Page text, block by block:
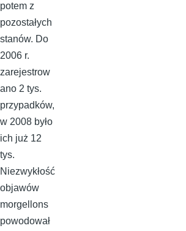
potem z
pozostałych
stanów. Do
2006 r.
zarejestrow
ano 2 tys.
przypadków,
w 2008 było
ich już 12
tys.
Niezwykłość
objawów
morgellons
powodował